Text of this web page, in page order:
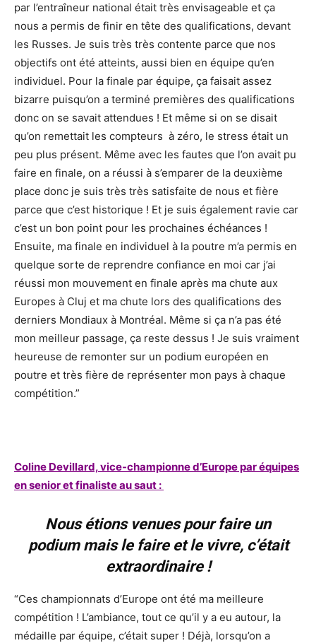
par l’entraîneur national était très envisageable et ça
nous a permis de finir en tête des qualifications, devant
les Russes. Je suis très très contente parce que nos
objectifs ont été atteints, aussi bien en équipe qu’en
individuel. Pour la finale par équipe, ça faisait assez
bizarre puisqu’on a terminé premières des qualifications
donc on se savait attendues ! Et même si on se disait
qu’on remettait les compteurs à zéro, le stress était un
peu plus présent. Même avec les fautes que l’on avait pu
faire en finale, on a réussi à s’emparer de la deuxième
place donc je suis très très satisfaite de nous et fière
parce que c’est historique ! Et je suis également ravie car
c’est un bon point pour les prochaines échéances !
Ensuite, ma finale en individuel à la poutre m’a permis en
quelque sorte de reprendre confiance en moi car j’ai
réussi mon mouvement en finale après ma chute aux
Europes à Cluj et ma chute lors des qualifications des
derniers Mondiaux à Montréal. Même si ça n’a pas été
mon meilleur passage, ça reste dessus ! Je suis vraiment
heureuse de remonter sur un podium européen en
poutre et très fière de représenter mon pays à chaque
compétition.”
Coline Devillard, vice-championne d’Europe par équipes
en senior et finaliste au saut :
Nous étions venues pour faire un
podium mais le faire et le vivre, c’était
extraordinaire !
“Ces championnats d’Europe ont été ma meilleure
compétition ! L’ambiance, tout ce qu’il y a eu autour, la
médaille par équipe, c’était super ! Déjà, lorsqu’on a